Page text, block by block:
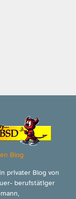
Blog
privater Blog von
berufstätiger